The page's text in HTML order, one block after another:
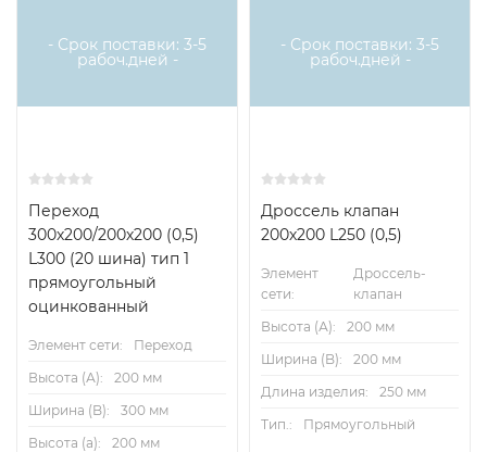
- Срок поставки: 3-5
рабоч.дней -
Переход
300х200/200х200 (0,5)
L300 (20 шина) тип 1
прямоугольный
оцинкованный
Элемент сети:
Переход
Высота (А):
200 мм
Ширина (B):
300 мм
Высота (a):
200 мм
- Срок поставки: 3-5
рабоч.дней -
Дроссель клапан
200х200 L250 (0,5)
Элемент
сети:
Дроссель-
клапан
Высота (А):
200 мм
Ширина (B):
200 мм
Длина изделия:
250 мм
Тип.:
Прямоугольный